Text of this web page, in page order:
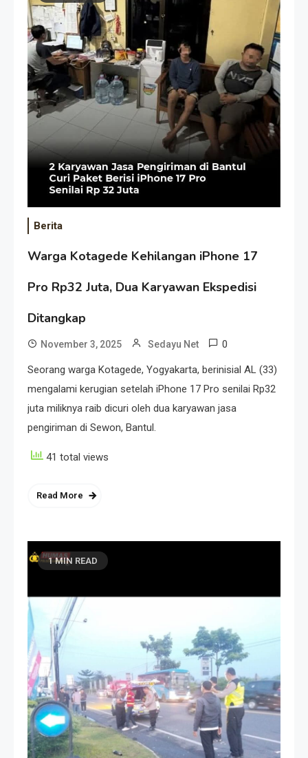
Berita
Warga Kotagede Kehilangan iPhone 17
Pro Rp32 Juta, Dua Karyawan Ekspedisi
Ditangkap
November 3, 2025 Sedayu Net 0
Seorang warga Kotagede, Yogyakarta, berinisial AL (33)
mengalami kerugian setelah iPhone 17 Pro senilai Rp32
juta miliknya raib dicuri oleh dua karyawan jasa
pengiriman di Sewon, Bantul.
41 total views
Read More
1 MIN READ